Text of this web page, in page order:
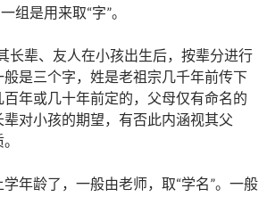
组是用来取“字”。
长辈、友人在小孩出生后，按辈分进行
是三个字，姓是老祖宗几千年前传下
年或几十年前定的，父母仅有命名的
对小孩的期望，有否此内涵视其父
年龄了，一般由老师，取“学名”。一般